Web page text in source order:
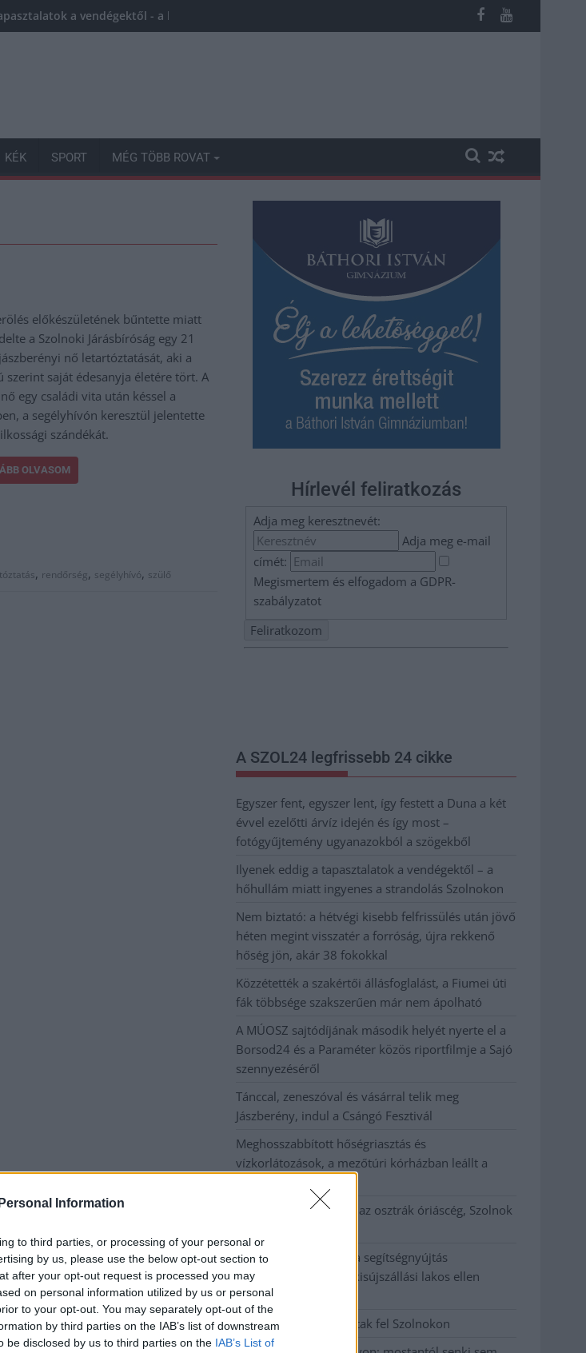
Information
to third parties, or processing of your personal or
by us, please use the below opt-out section to
after your opt-out request is processed you may
on personal information utilized by us or personal
to your opt-out. You may separately opt-out of the
by third parties on the IAB’s list of downstream
be disclosed by us to third parties on the IAB’s List of
a vendégektől - a hőhullám miatt ingyenes a strandolás Szolnokon
KÉK SPORT MÉG TÖBB ROVAT
előkészületének bűntette miatt
a Szolnoki Járásbíróság egy 21
nő letartóztatását, aki a
szerint saját édesanyja életére tört. A
egy családi vita után késsel a
a segélyhívón keresztül jelentette
szándékát.
OLVASOM
, rendőrség, segélyhívó, szülő
Hírlevél feliratkozás
Adja meg keresztnevét:
Adja meg e-mail
címét:
Megismertem és elfogadom a GDPR-
szabályzatot
A SZOL24 legfrissebb 24 cikke
Egyszer fent, egyszer lent, így festett a Duna a két
évvel ezelőtti árvíz idején és így most –
fotógyűjtemény ugyanazokból a szögekből
Ilyenek eddig a tapasztalatok a vendégektől – a
hőhullám miatt ingyenes a strandolás Szolnokon
Nem biztató: a hétvégi kisebb felfrissülés után jövő
héten megint visszatér a forróság, újra rekkenő
hőség jön, akár 38 fokokkal
Közzétették a szakértői állásfoglalást, a Fiumei úti
fák többsége szakszerűen már nem ápolható
A MÚOSZ sajtódíjának második helyét nyerte el a
Borsod24 és a Paraméter közös riportfilmje a Sajó
szennyezéséről
Tánccal, zeneszóval és vásárral telik meg
Jászberény, indul a Csángó Fesztivál
Meghosszabbított hőségriasztás és
vízkorlátozások, a mezőtúri kórházban leállt a
Átszervezi működését az osztrák óriáscég, Szolnok
Tragédiába torkollott a segítségnyújtás
elmulasztása, három kisújszállási lakos ellen
emeltek vádat
Hatalmas lángok csaptak fel Szolnokon